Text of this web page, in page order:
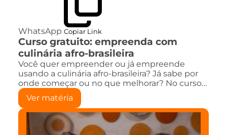
WhatsApp Copiar Link
Curso gratuito: empreenda com
culinária afro-brasileira
Você quer empreender ou já empreende
usando a culinária afro-brasileira? Já sabe por
onde começar ou no que melhorar? No curso…
Ver matéria